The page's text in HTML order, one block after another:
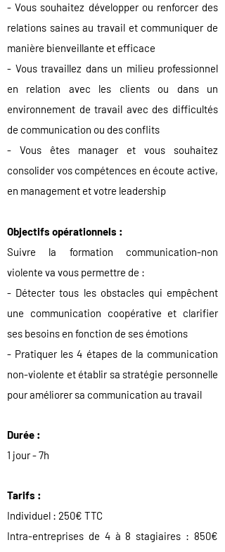
- Vous souhaitez développer ou renforcer des
relations saines au travail et communiquer de
manière bienveillante et efficace
- Vous travaillez dans un milieu professionnel
en relation avec les clients ou dans un
environnement de travail avec des difficultés
de communication ou des conflits
- Vous êtes manager et vous souhaitez
consolider vos compétences en écoute active,
en management et votre leadership
Objectifs opérationnels :
Suivre la formation communication-non
violente va vous permettre de :
- Détecter tous les obstacles qui empêchent
une communication coopérative et clarifier
ses besoins en fonction de ses émotions
- Pratiquer les 4 étapes de la communication
non-violente et établir sa stratégie personnelle
pour améliorer sa communication au travail
Durée :
1 jour - 7h
Tarifs :
Individuel : 250€ TTC
Intra-entreprises de 4 à 8 stagiaires : 850€